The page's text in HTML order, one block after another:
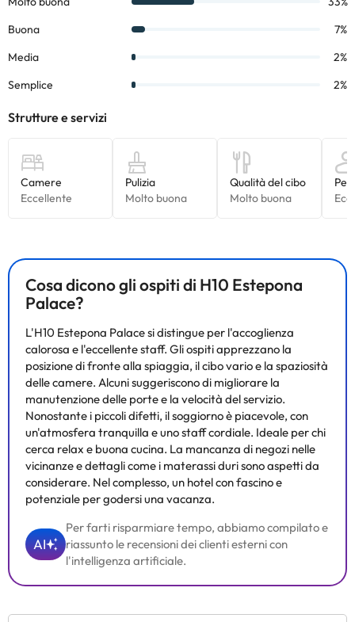
Cosa dicono gli ospiti di H10 Estepona
Palace?
L'H10 Estepona Palace si distingue per l'accoglienza
calorosa e l'eccellente staff. Gli ospiti apprezzano la
posizione di fronte alla spiaggia, il cibo vario e la spaziosità
delle camere. Alcuni suggeriscono di migliorare la
manutenzione delle porte e la velocità del servizio.
Nonostante i piccoli difetti, il soggiorno è piacevole, con
un'atmosfera tranquilla e uno staff cordiale. Ideale per chi
cerca relax e buona cucina. La mancanza di negozi nelle
vicinanze e dettagli come i materassi duri sono aspetti da
considerare. Nel complesso, un hotel con fascino e
potenziale per godersi una vacanza.
AI
Per farti risparmiare tempo, abbiamo compilato e
riassunto le recensioni dei clienti esterni con
l'intelligenza artificiale.